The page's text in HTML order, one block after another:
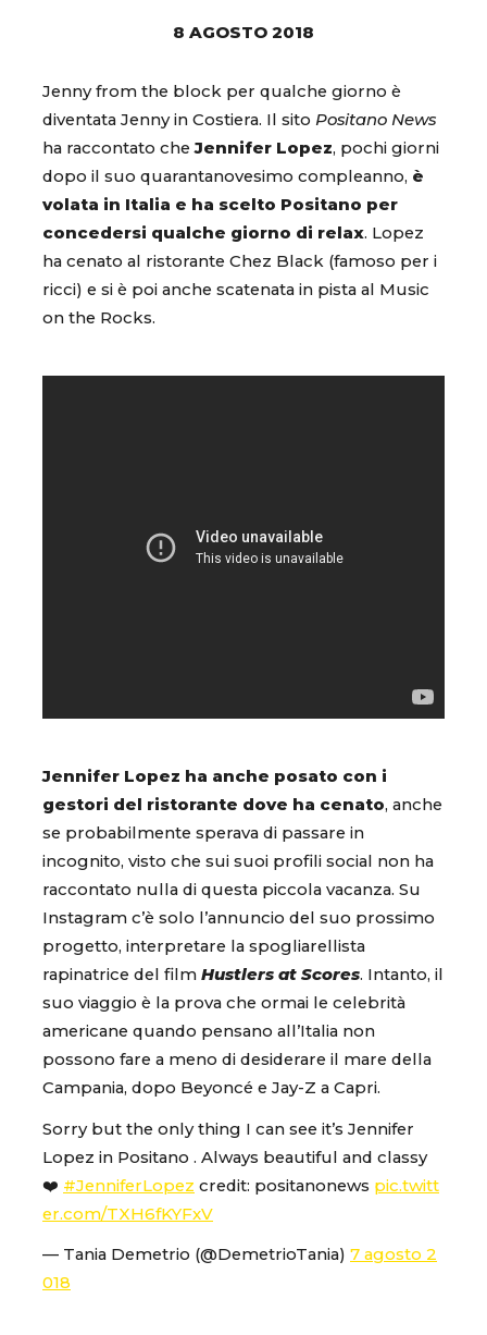
8 AGOSTO 2018
Jenny from the block per qualche giorno è
diventata Jenny in Costiera. Il sito Positano News
ha raccontato cheJennifer Lopez, pochi giorni
dopo il suo quarantanovesimo compleanno, è
volata in Italia e ha scelto Positano per
concedersi qualche giorno di relax. Lopez
ha cenato al ristorante Chez Black (famoso per i
ricci) e si è poi anche scatenata in pista al Music
on the Rocks.
Jennifer Lopez ha anche posato con i
gestori del ristorante dove ha cenato, anche
se probabilmente sperava di passare in
incognito, visto che sui suoi profili social non ha
raccontato nulla di questa piccola vacanza. Su
Instagram c’è solo l’annuncio del suo prossimo
progetto, interpretare la spogliarellista
rapinatrice del film Hustlers at Scores. Intanto, il
suo viaggio è la prova che ormai le celebrità
americane quando pensano all’Italia non
possono fare a meno di desiderare il mare della
Campania, dopo Beyoncé e Jay-Z a Capri.
Sorry but the only thing I can see it’s Jennifer
Lopez in Positano . Always beautiful and classy
❤️ #JenniferLopez credit: positanonews pic.twitt
er.com/TXH6fKYFxV
— Tania Demetrio (@DemetrioTania) 7 agosto 2
018